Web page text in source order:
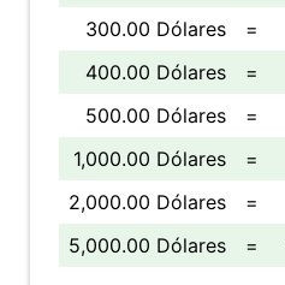
300.00 Dólares
=
400.00 Dólares
=
500.00 Dólares
=
1,000.00 Dólares
=
2,000.00 Dólares
=
5,000.00 Dólares
=